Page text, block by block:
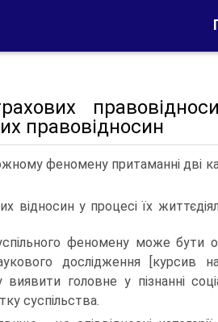
правовідносин
феномену притаманні дві
від­носин у процесі їх
феномену може бути
дослідження [курсив
виявити головне у пізнанні
суспільства.